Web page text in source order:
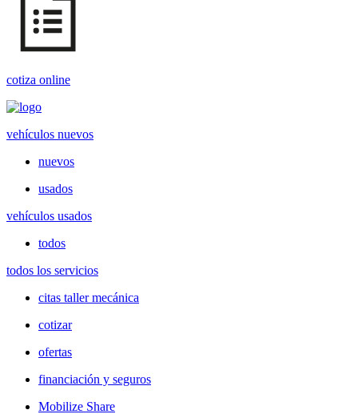
cotiza online
vehículos nuevos
nuevos
usados
vehículos usados
todos
todos los servicios
citas taller mecánica
cotizar
ofertas
financiación y seguros
Mobilize Share